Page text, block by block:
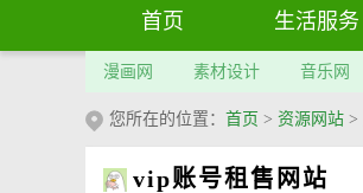
首页 生活服务
漫画网 素材设计 音乐网
您所在的位置： 首页 > 资源网站 >
vip账号租售网站